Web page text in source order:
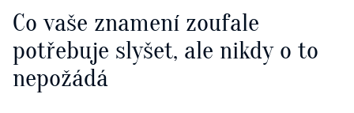
Co vaše znamení zoufale
potřebuje slyšet, ale nikdy o to
nepožádá